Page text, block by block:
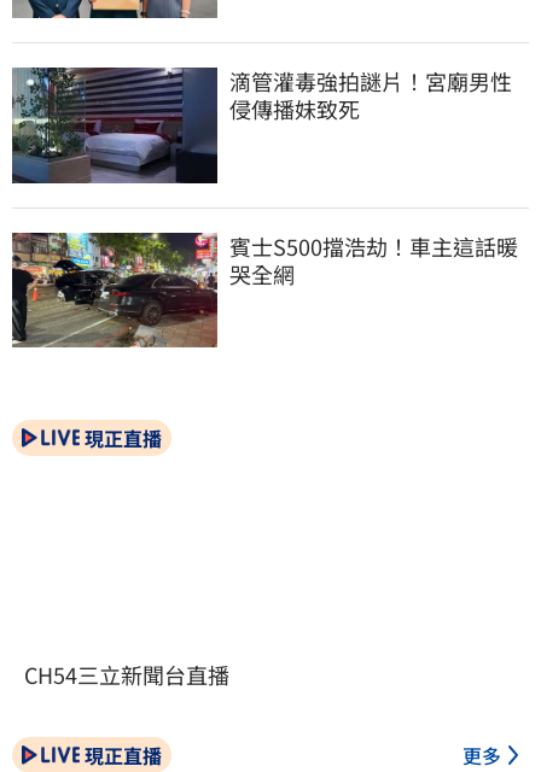
滴管灌毒強拍謎片！宮廟男性
侵傳播妹致死
賓士S500擋浩劫！車主這話暖
哭全網
現正直播
CH54三立新聞台直播
現正直播 更多